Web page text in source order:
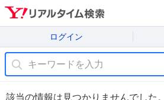
ログイン
該当の情報は見つかりませんでした。